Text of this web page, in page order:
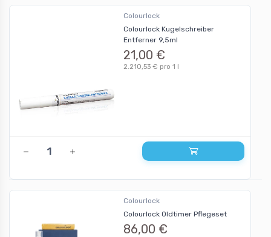
Colourlock
Colourlock Kugelschreiber
Entferner 9,5ml
21,00 €
2.210,53 € pro 1 l
Colourlock
Colourlock Oldtimer Pflegeset
86,00 €